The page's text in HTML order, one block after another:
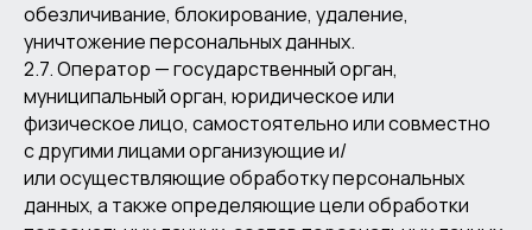
обезличивание, блокирование, удаление,
уничтожение персональных данных.
2.7. Оператор — государственный орган,
муниципальный орган, юридическое или
физическое лицо, самостоятельно или совместно
с другими лицами организующие и/
или осуществляющие обработку персональных
данных, а также определяющие цели обработки